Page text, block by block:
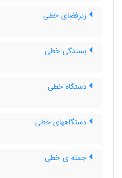
زیرفضای خطی
بسندگی خطی
دستگاه خطی
دستگاههای خطی
جمله ی خطی